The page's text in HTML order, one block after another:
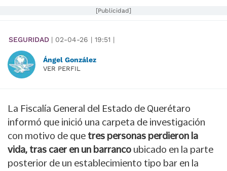
[Publicidad]
SEGURIDAD | 02-04-26 | 19:51 |
Ángel González
VER PERFIL
La Fiscalía General del Estado de Querétaro
informó que inició una carpeta de investigación
con motivo de que tres personas perdieron la
vida, tras caer en un barranco ubicado en la parte
posterior de un establecimiento tipo bar en la